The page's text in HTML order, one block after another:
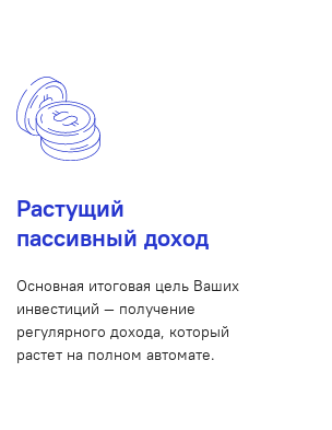
Растущий
пассивный доход
Основная итоговая цель Ваших
инвестиций — получение
регулярного дохода, который
растет на полном автомате.